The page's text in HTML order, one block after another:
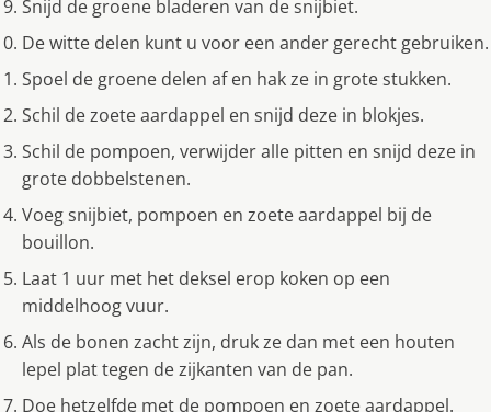
Snijd de groene bladeren van de snijbiet.
De witte delen kunt u voor een ander gerecht gebruiken.
Spoel de groene delen af en hak ze in grote stukken.
Schil de zoete aardappel en snijd deze in blokjes.
Schil de pompoen, verwijder alle pitten en snijd deze in
grote dobbelstenen.
Voeg snijbiet, pompoen en zoete aardappel bij de
bouillon.
Laat 1 uur met het deksel erop koken op een
middelhoog vuur.
Als de bonen zacht zijn, druk ze dan met een houten
lepel plat tegen de zijkanten van de pan.
Doe hetzelfde met de pompoen en zoete aardappel.